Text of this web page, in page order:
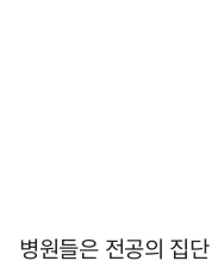
병원들은 전공의 집